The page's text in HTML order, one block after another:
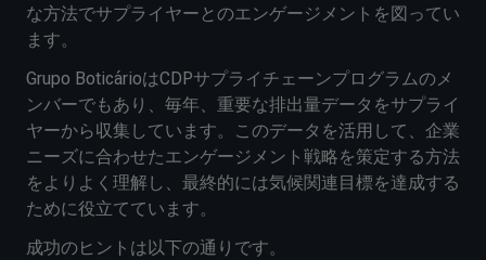
な方法でサプライヤーとのエンゲージメントを図ってい
ます。
Grupo BoticárioはCDPサプライチェーンプログラムのメ
ンバーでもあり、毎年、重要な排出量データをサプライ
ヤーから収集しています。このデータを活用して、企業
ニーズに合わせたエンゲージメント戦略を策定する方法
をよりよく理解し、最終的には気候関連目標を達成する
ために役立てています。
成功のヒントは以下の通りです。